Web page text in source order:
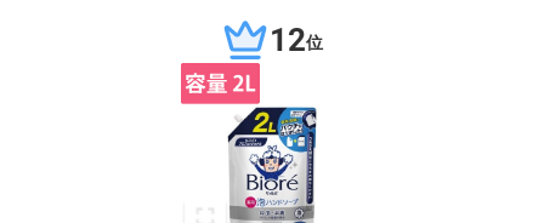
12位